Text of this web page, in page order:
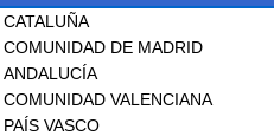
CATALUÑA
COMUNIDAD DE MADRID
ANDALUCÍA
COMUNIDAD VALENCIANA
PAÍS VASCO